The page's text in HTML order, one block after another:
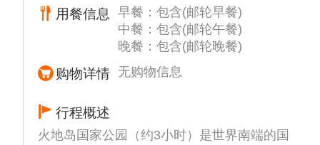
用餐信息
早餐：包含(邮轮早餐)
中餐：包含(邮轮午餐)
晚餐：包含(邮轮晚餐)
购物详情 无购物信息
行程概述
火地岛国家公园（约3小时）是世界南端的国